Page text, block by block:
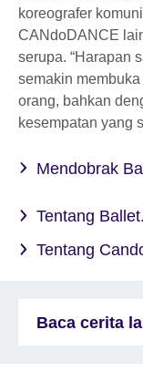
koreografer
CANdoDANCE
serupa. “Harapan
semakin
orang, bahkan
kesempatan yang
Mendobrak
Tentang
Tentang
Baca cerita